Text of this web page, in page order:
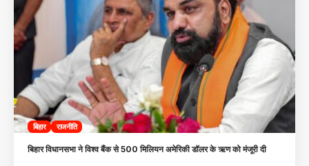
बिहार राजनीति
बिहार विधानसभा ने विश्व बैंक से 500 मिलियन अमेरिकी डॉलर के ऋण को मंजूरी दी